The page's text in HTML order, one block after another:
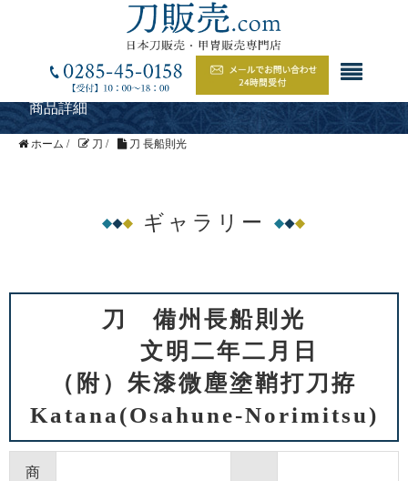
商品詳細
ホーム / 刀 / 刀 長船則光
ギャラリー
刀 備州長船則光
文明二年二月日
（附）朱漆微塵塗鞘打刀拵
Katana(Osahune-Norimitsu)
商